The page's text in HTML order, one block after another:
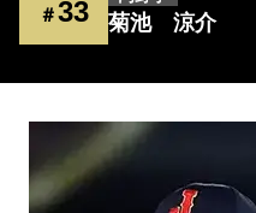
＃33 菊池 涼介